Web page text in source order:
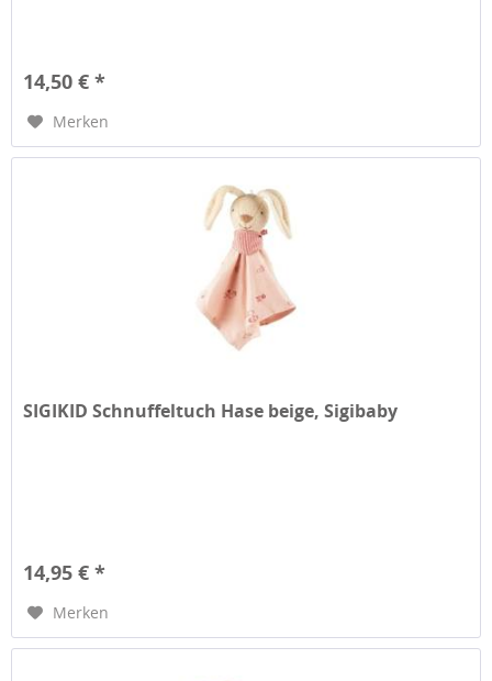
14,50 € *
Merken
SIGIKID Schnuffeltuch Hase beige, Sigibaby
14,95 € *
Merken